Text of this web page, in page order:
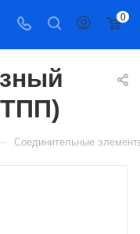
0
Соединительные